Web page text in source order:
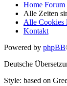
Home Forum
Alle Zeiten
Alle Cookies
Kontakt
Powered by phpBB
Deutsche
Style: based on